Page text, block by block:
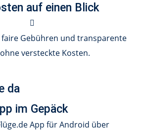
auf einen Blick
Gebühren und transparente
versteckte Kosten.
da
im Gepäck
App für Android über